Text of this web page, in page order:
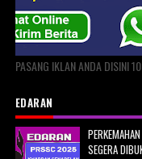
PASANG IKLAN ANDA DISINI
EDARAN
SEGERA